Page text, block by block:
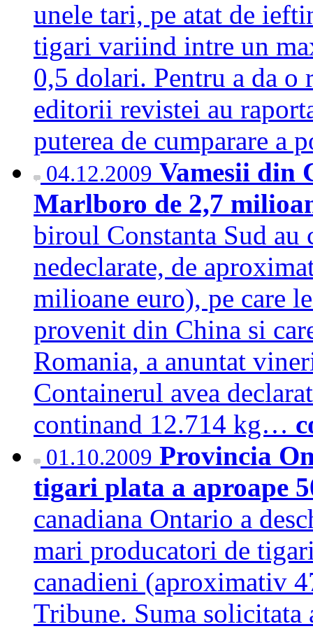
unele tari, pe atat de
tigari variind intre un
0,5 dolari. Pentru a da o
editorii revistei au
puterea de cumparare
04.12.2009 Vamesii din
Marlboro de 2,7
biroul Constanta Sud
nedeclarate, de
milioane euro), pe care
provenit din China si
Romania, a anuntat
Containerul avea
continand 12.714 kg…
01.10.2009 Provincia
tigari plata a aproape
canadiana Ontario a
mari producatori de
canadieni (aproximativ
Tribune. Suma solicitata